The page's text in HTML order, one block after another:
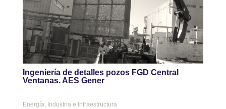
Ingeniería de detalles pozos FGD Central
Ventanas. AES Gener
Energía, Industria e Infraestructura